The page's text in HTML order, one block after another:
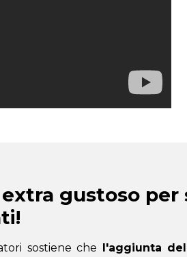
gustoso per
sostiene che l'aggiunta